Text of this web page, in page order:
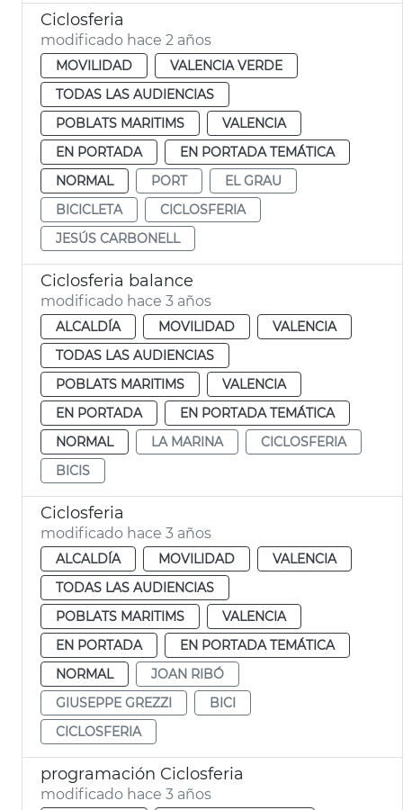
Ciclosferia
modificado hace 2 años
MOVILIDAD
VALENCIA VERDE
TODAS LAS AUDIENCIAS
POBLATS MARITIMS
VALENCIA
EN PORTADA
EN PORTADA TEMÁTICA
NORMAL
PORT
EL GRAU
BICICLETA
CICLOSFERIA
JESÚS CARBONELL
Ciclosferia balance
modificado hace 3 años
ALCALDÍA MOVILIDAD
VALENCIA
TODAS LAS AUDIENCIAS
POBLATS MARITIMS
VALENCIA
EN PORTADA
EN PORTADA TEMÁTICA
NORMAL
LA MARINA
CICLOSFERIA
BICIS
Ciclosferia
modificado hace 3 años
ALCALDÍA MOVILIDAD
VALENCIA
TODAS LAS AUDIENCIAS
POBLATS MARITIMS
VALENCIA
EN PORTADA
EN PORTADA TEMÁTICA
NORMAL
JOAN RIBÓ
GIUSEPPE GREZZI
BICI
CICLOSFERIA
programación Ciclosferia
modificado hace 3 años